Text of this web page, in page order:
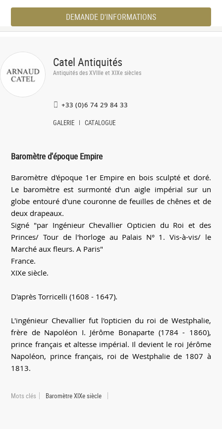
DEMANDE D'INFORMATIONS
Catel Antiquités
Antiquités des XVIIIe et XIXe siècles
+33 (0)6 74 29 84 33
GALERIE CATALOGUE
Baromètre d'époque Empire
Baromètre d'époque 1er Empire en bois sculpté et doré.
Le baromètre est surmonté d'un aigle impérial sur un
globe entouré d'une couronne de feuilles de chênes et de
deux drapeaux.
Signé "par Ingénieur Chevallier Opticien du Roi et des
Princes/ Tour de l'horloge au Palais N° 1. Vis-à-vis/ le
Marché aux fleurs. A Paris"
France.
XIXe siècle.
D'après Torricelli (1608 - 1647).
L'ingénieur Chevallier fut l'opticien du roi de Westphalie,
frère de Napoléon I. Jérôme Bonaparte (1784 - 1860),
prince français et altesse impérial. Il devient le roi Jérôme
Napoléon, prince français, roi de Westphalie de 1807 à
1813.
Mots clés Baromètre XIXe siècle